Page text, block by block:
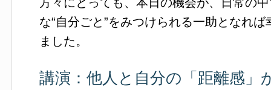
な“自分ごと”をみつけられる一助となれ
ました。
講演：他人と自分の「距離感」